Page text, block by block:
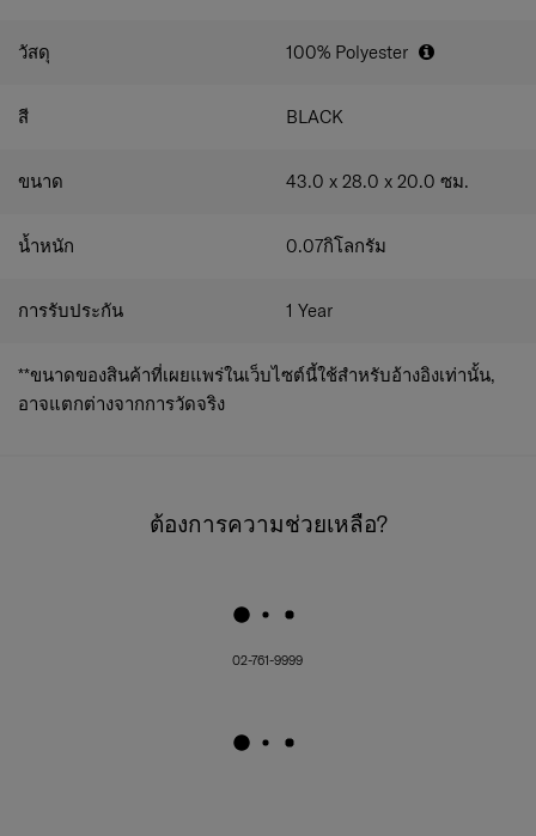
วัสดุ 100% Polyester
สี BLACK
ขนาด 43.0 x 28.0 x 20.0 ซม.
น้ำหนัก 0.07กิโลกรัม
การรับประกัน 1 Year
**ขนาดของสินค้าที่เผยแพร่ในเว็บไซต์นี้ใช้สำหรับอ้างอิงเท่านั้น,
อาจแตกต่างจากการวัดจริง
ต้องการความช่วยเหลือ?
02-761-9999